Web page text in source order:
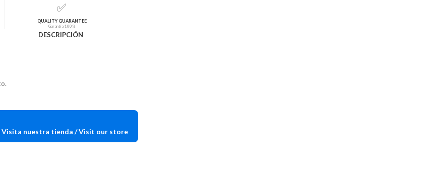
✅
QUALITY GUARANTEE
Garantía 100%
DESCRIPCIÓN
nuestra tienda / Visit our store